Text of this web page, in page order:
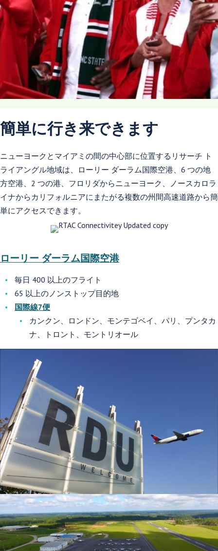
簡単に行き来できます
ニューヨークとマイアミの間の中心部に位置するリサーチ ト
ライアングル地域は、ローリー ダーラム国際空港、6 つの地
方空港、2 つの港、フロリダからニューヨーク、ノースカロラ
イナからカリフォルニアにまたがる複数の州間高速道路から簡
単にアクセスできます。
ローリー ダーラム国際空港
毎日 400 以上のフライト
65 以上のノンストップ目的地
国際線7便
カンクン、ロンドン、モンテゴベイ、パリ、プンタカ
ナ、トロント、モントリオール